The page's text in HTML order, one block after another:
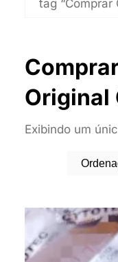
tag “Comprar
Original
Exibindo um